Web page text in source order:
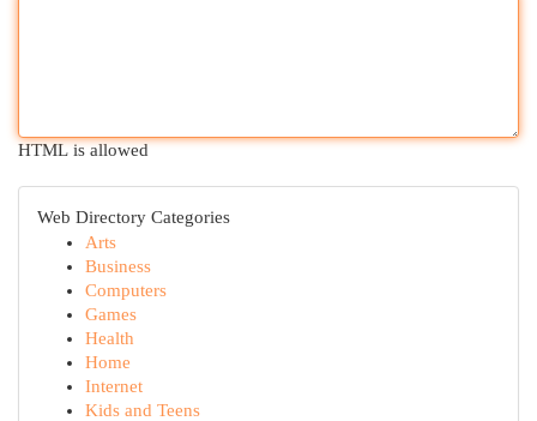
HTML is allowed
Web Directory Categories
Arts
Business
Computers
Games
Health
Home
Internet
Kids and Teens